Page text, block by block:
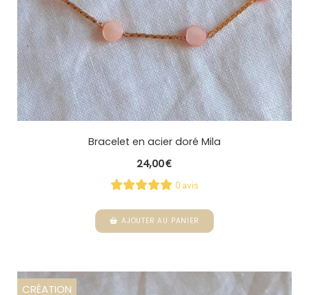
Bracelet en acier doré Mila
24,00€
0 avis
AJOUTER AU PANIER
CRÉATION